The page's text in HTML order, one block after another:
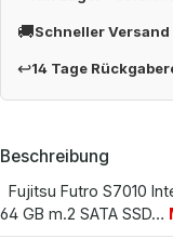
🚚Schneller Versand
↩14 Tage
Beschreibung
Fujitsu Futro S7010
64 GB m.2 SATA SSD…